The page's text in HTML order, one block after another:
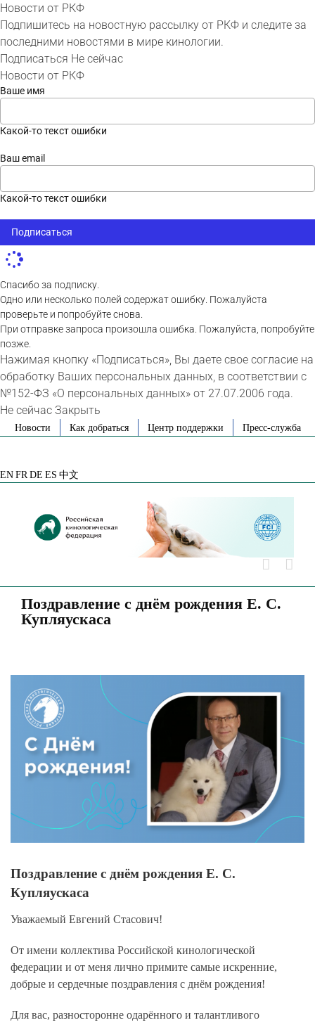
Новости от РКФ
Подпишитесь на новостную рассылку от РКФ и следите за
последними новостями в мире кинологии.
Подписаться Не сейчас
Новости от РКФ
Ваше имя
Какой-то текст ошибки
Ваш email
Какой-то текст ошибки
Подписаться
Спасибо за подписку.
Одно или несколько полей содержат ошибку. Пожалуйста
проверьте и попробуйте снова.
При отправке запроса произошла ошибка. Пожалуйста, попробуйте
позже.
Нажимая кнопку «Подписаться», Вы даете свое согласие на
обработку Ваших персональных данных, в соответствии с
№152-ФЗ «О персональных данных» от 27.07.2006 года.
Не сейчас Закрыть
SkipНовости Как добраться Центр поддержки Пресс-служба
EN FR DE ES 中文
Поздравление с днём рождения Е. С.
Купляускаса
Larger
Image
Поздравление с днём рождения Е. С.
Купляускаса
Уважаемый Евгений Стасович!
От имени коллектива Российской кинологической
федерации и от меня лично примите самые искренние,
добрые и сердечные поздравления с днём рождения!
Для вас, разносторонне одарённого и талантливого